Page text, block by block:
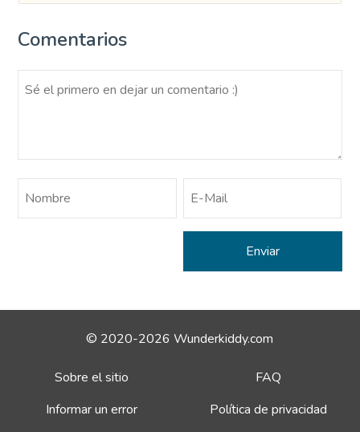
Comentarios
© 2020-2026 Wunderkiddy.com
Sobre el sitio
FAQ
Informar un error
Política de privacidad